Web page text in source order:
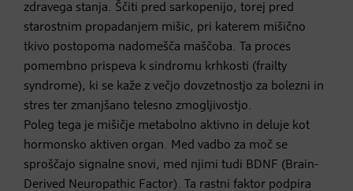
zdravega stanja. Ščiti pred sarkopenijo, torej pred
starostnim propadanjem mišic, pri katerem mišično
tkivo postopoma nadomešča maščoba. Ta proces
pomembno prispeva k sindromu krhkosti (frailty
syndrome), ki se kaže z večjo dovzetnostjo za bolezni in
stres ter zmanjšano telesno zmogljivostjo.
Poleg tega je mišičje metabolno aktivno in deluje kot
hormonsko aktiven organ. Med vadbo za moč se
sproščajo signalne snovi, med njimi tudi BDNF (Brain-
Derived Neuropathic Factor). Ta rastni faktor podpira